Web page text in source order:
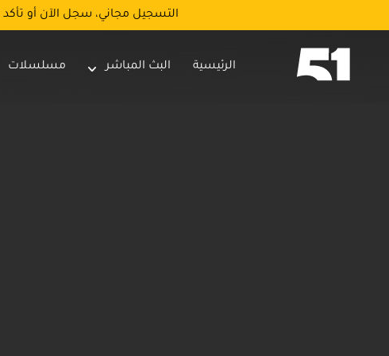
التسجيل مجاني، سجل الآن أو
الرئيسية البث المباشر مسلسلات